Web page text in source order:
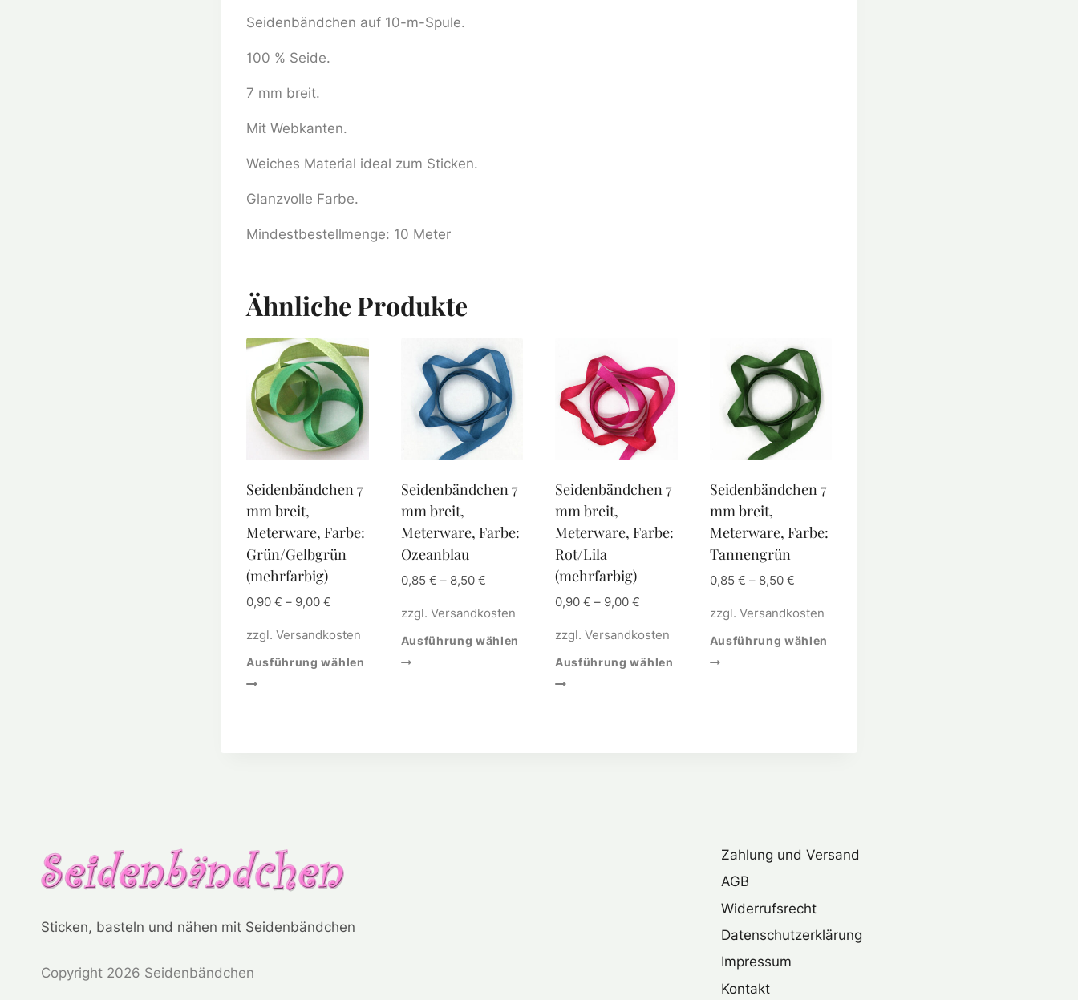
Seidenbändchen auf 10-m-Spule.
100 % Seide.
7 mm breit.
Mit Webkanten.
Weiches Material ideal zum Sticken.
Glanzvolle Farbe.
Mindestbestellmenge: 10 Meter
Ähnliche Produkte
Seidenbändchen 7
mm breit,
Meterware, Farbe:
Grün/Gelbgrün
(mehrfarbig)
0,90 € – 9,00 €
zzgl. Versandkosten
Ausführung wählen
Seidenbändchen 7
mm breit,
Meterware, Farbe:
Ozeanblau
0,85 € – 8,50 €
zzgl. Versandkosten
Ausführung wählen
Seidenbändchen 7
mm breit,
Meterware, Farbe:
Rot/Lila
(mehrfarbig)
0,90 € – 9,00 €
zzgl. Versandkosten
Ausführung wählen
Seidenbändchen 7
mm breit,
Meterware, Farbe:
Tannengrün
0,85 € – 8,50 €
zzgl. Versandkosten
Ausführung wählen
Sticken, basteln und nähen mit Seidenbändchen
Copyright 2026 Seidenbändchen
Zahlung und Versand
AGB
Widerrufsrecht
Datenschutzerklärung
Impressum
Kontakt